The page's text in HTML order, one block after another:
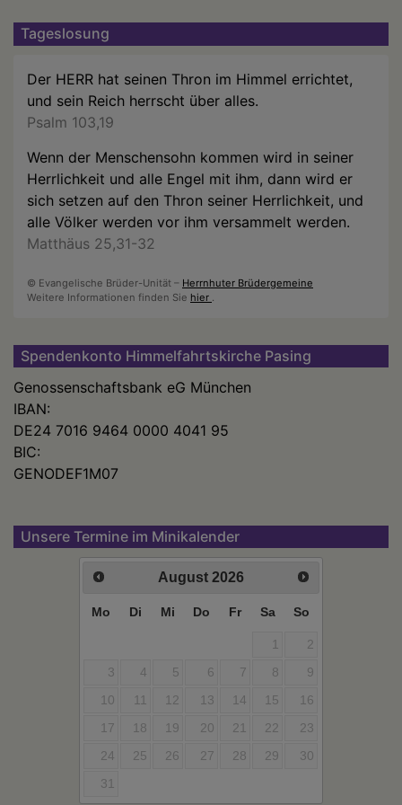
Tageslosung
Der HERR hat seinen Thron im Himmel errichtet,
und sein Reich herrscht über alles.
Psalm 103,19
Wenn der Menschensohn kommen wird in seiner
Herrlichkeit und alle Engel mit ihm, dann wird er
sich setzen auf den Thron seiner Herrlichkeit, und
alle Völker werden vor ihm versammelt werden.
Matthäus 25,31-32
© Evangelische Brüder-Unität – Herrnhuter Brüdergemeine
Weitere Informationen finden Sie hier
Spendenkonto Himmelfahrtskirche Pasing
Genossenschaftsbank eG München
IBAN:
DE24 7016 9464 0000 4041 95
BIC:
GENODEF1M07
Unsere Termine im Minikalender
August 2026
Mo Di Mi Do Fr Sa So
1
2
3
4 5 6 7 8
9
10
11 12 13 14 15
16
17
18 19 20 21 22
23
24
25 26 27 28 29
30
31